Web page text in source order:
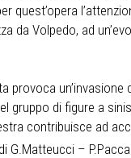
quest’opera
da Volpedo, ad
provoca
gruppo di figure a
contribuisce ad
G.Matteucci –